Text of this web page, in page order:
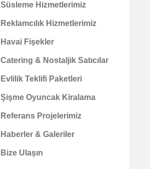
Süsleme Hizmetlerimiz
Reklamcılık Hizmetlerimiz
Havai Fişekler
Catering & Nostaljik Satıcılar
Evlilik Teklifi Paketleri
Şişme Oyuncak Kiralama
Referans Projelerimiz
Haberler & Galeriler
Bize Ulaşın